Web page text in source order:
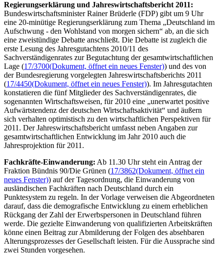
Regierungserklärung und Jahreswirtschaftsbericht 2011:
Bundeswirtschaftsminister Rainer Brüderle (FDP) gibt um 9 Uhr
eine 20-minütige Regierungserklärung zum Thema „Deutschland im
Aufschwung - den Wohlstand von morgen sichern“ ab, an die sich
eine zweistündige Debatte anschließt. Die Debatte ist zugleich die
erste Lesung des Jahresgutachtens 2010/11 des
Sachverständigenrates zur Begutachtung der gesamtwirtschaftlichen
Lage (17/3700(Dokument, öffnet ein neues Fenster)) und des von
der Bundesregierung vorgelegten Jahreswirtschaftsberichts 2011
(17/4450(Dokument, öffnet ein neues Fenster)). Im Jahresgutachten
konstatieren die fünf Mitglieder des Sachverständigenrates, die
sogenannten Wirtschaftsweisen, für 2010 eine „unerwartet positive
Aufwärtstendenz der deutschen Wirtschaftsaktivität“ und äußern
sich verhalten optimistisch zu den wirtschaftlichen Perspektiven für
2011. Der Jahreswirtschaftsbericht umfasst neben Angaben zur
gesamtwirtschaftlichen Entwicklung im Jahr 2010 auch die
Jahresprojektion für 2011.
Fachkräfte-Einwanderung: Ab 11.30 Uhr steht ein Antrag der
Fraktion Bündnis 90/Die Grünen (17/3862(Dokument, öffnet ein
neues Fenster)) auf der Tagesordnung, die Einwanderung von
ausländischen Fachkräften nach Deutschland durch ein
Punktesystem zu regeln. In der Vorlage verweisen die Abgeordneten
darauf, dass die demografische Entwicklung zu einem erheblichen
Rückgang der Zahl der Erwerbspersonen in Deutschland führen
werde. Die gezielte Einwanderung von qualifizierten Arbeitskräften
könne einen Beitrag zur Abmilderung der Folgen des absehbaren
Alterungsprozesses der Gesellschaft leisten. Für die Aussprache sind
zwei Stunden vorgesehen.